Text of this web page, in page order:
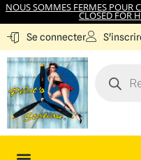
NOUS SOMMES FERMES POUR
CLOSED FOR
Se connecter